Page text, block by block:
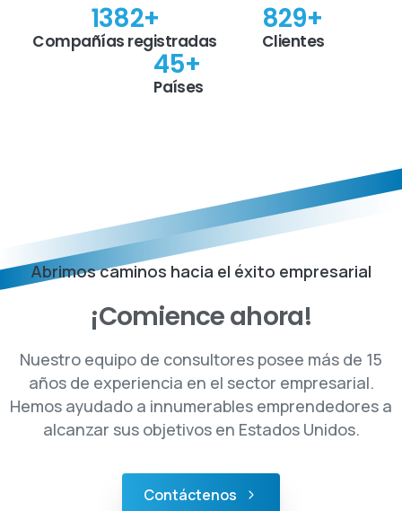
1457+
Compañías registradas
874+
Clientes
48+
Países
Abrimos caminos hacia el éxito empresarial
¡Comienceahora!
Nuestro equipo de consultores posee más de 15
años de experiencia en el sector empresarial.
Hemos ayudado a innumerables emprendedores a
alcanzar sus objetivos en Estados Unidos.
Contáctenos